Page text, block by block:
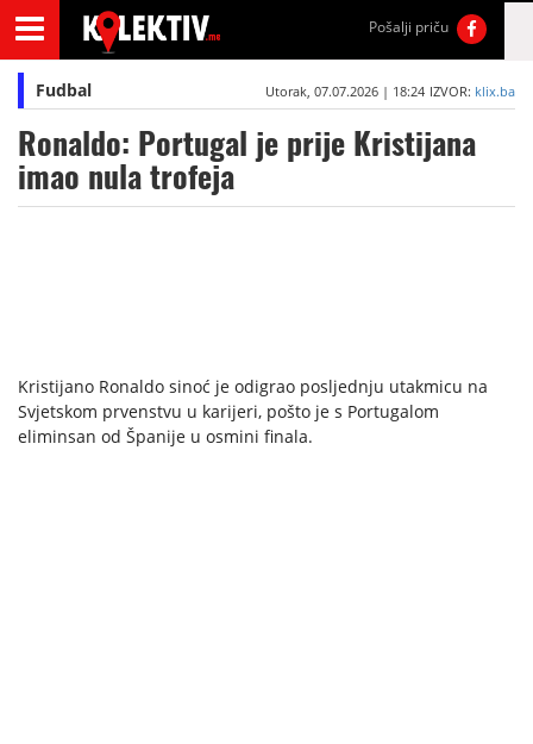
Pošalji priču
Fudbal Utorak, 07.07.2026 | 18:24 IZVOR: klix.ba
Ronaldo: Portugal je prije Kristijana
imao nula trofeja
Kristijano Ronaldo sinoć je odigrao posljednju utakmicu na
Svjetskom prvenstvu u karijeri, pošto je s Portugalom
eliminsan od Španije u osmini finala.